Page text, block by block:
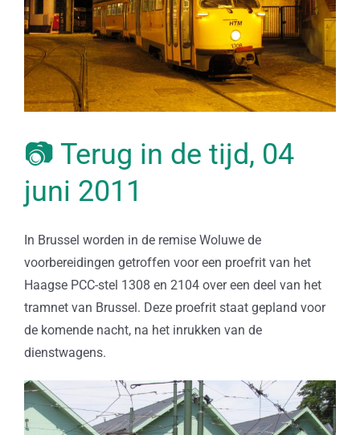
📷 Terug in de tijd, 04
juni 2011
In Brussel worden in de remise Woluwe de
voorbereidingen getroffen voor een proefrit van het
Haagse PCC-stel 1308 en 2104 over een deel van het
tramnet van Brussel. Deze proefrit staat gepland voor
de komende nacht, na het inrukken van de
dienstwagens.